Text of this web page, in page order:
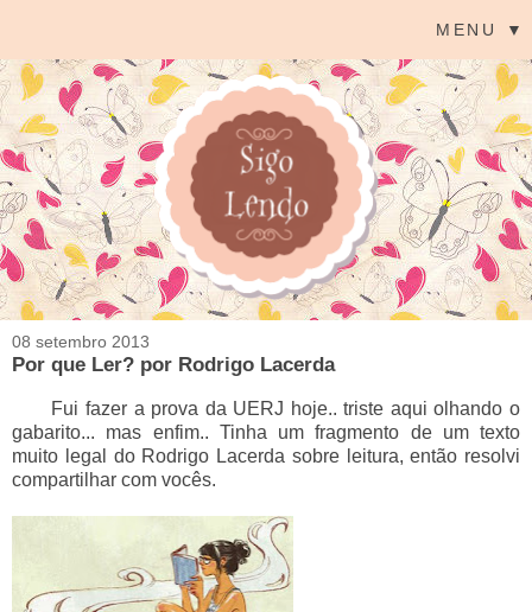
MENU ▼
08 setembro 2013
Por que Ler? por Rodrigo Lacerda
Fui fazer a prova da UERJ hoje.. triste aqui olhando o
gabarito... mas enfim.. Tinha um fragmento de um texto
muito legal do Rodrigo Lacerda sobre leitura, então resolvi
compartilhar com vocês.